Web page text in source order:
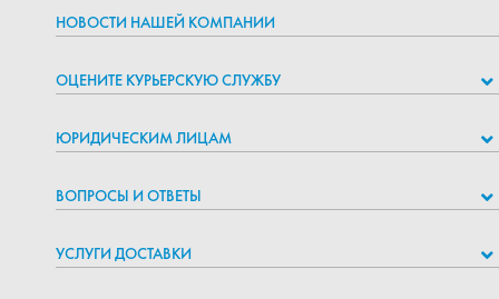
НОВОСТИ НАШЕЙ КОМПАНИИ
ОЦЕНИТЕ КУРЬЕРСКУЮ СЛУЖБУ
ЮРИДИЧЕСКИМ ЛИЦАМ
ВОПРОСЫ И ОТВЕТЫ
УСЛУГИ ДОСТАВКИ